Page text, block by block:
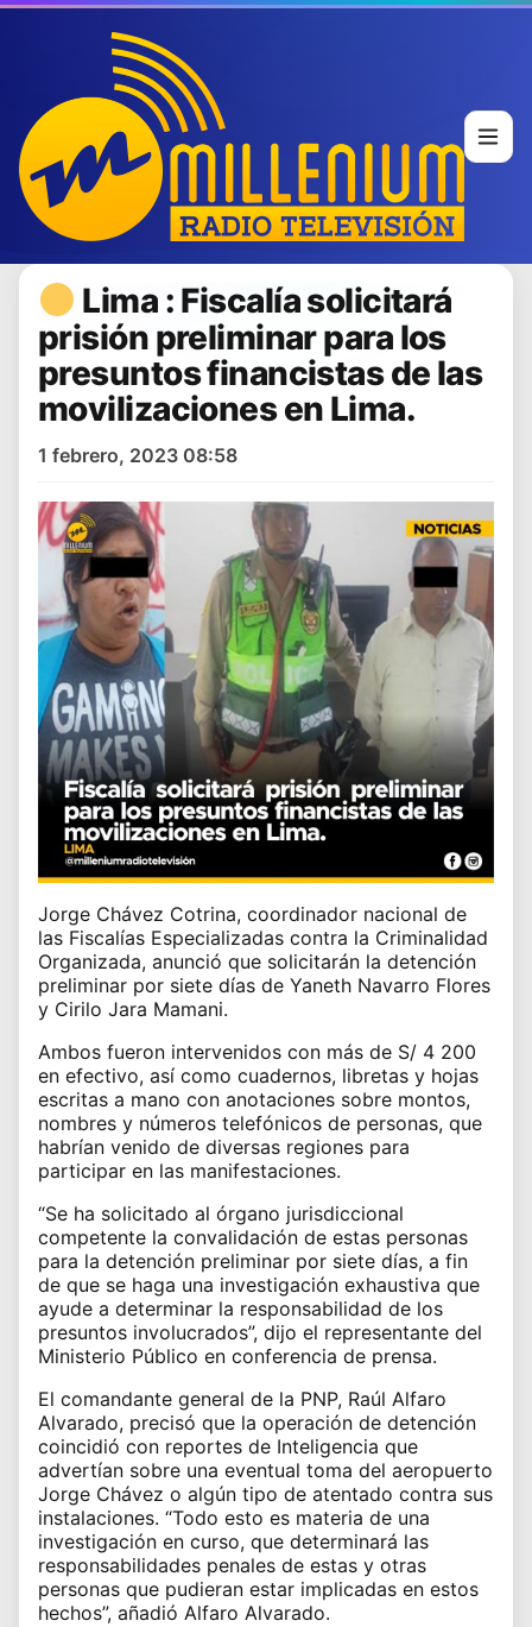
Lima : Fiscalía solicitará
prisión preliminar para los
presuntos financistas de las
movilizaciones en Lima.
1 febrero, 2023 08:58
Jorge Chávez Cotrina, coordinador nacional de
las Fiscalías Especializadas contra la Criminalidad
Organizada, anunció que solicitarán la detención
preliminar por siete días de Yaneth Navarro Flores
y Cirilo Jara Mamani.
Ambos fueron intervenidos con más de S/ 4 200
en efectivo, así como cuadernos, libretas y hojas
escritas a mano con anotaciones sobre montos,
nombres y números telefónicos de personas, que
habrían venido de diversas regiones para
participar en las manifestaciones.
“Se ha solicitado al órgano jurisdiccional
competente la convalidación de estas personas
para la detención preliminar por siete días, a fin
de que se haga una investigación exhaustiva que
ayude a determinar la responsabilidad de los
presuntos involucrados”, dijo el representante del
Ministerio Público en conferencia de prensa.
El comandante general de la PNP, Raúl Alfaro
Alvarado, precisó que la operación de detención
coincidió con reportes de Inteligencia que
advertían sobre una eventual toma del aeropuerto
Jorge Chávez o algún tipo de atentado contra sus
instalaciones. “Todo esto es materia de una
investigación en curso, que determinará las
responsabilidades penales de estas y otras
personas que pudieran estar implicadas en estos
hechos”, añadió Alfaro Alvarado.